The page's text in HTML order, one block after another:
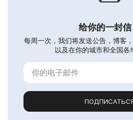
给你的一封信
每周一次，我们将发送公告，博客
以及在你的城市和全国各